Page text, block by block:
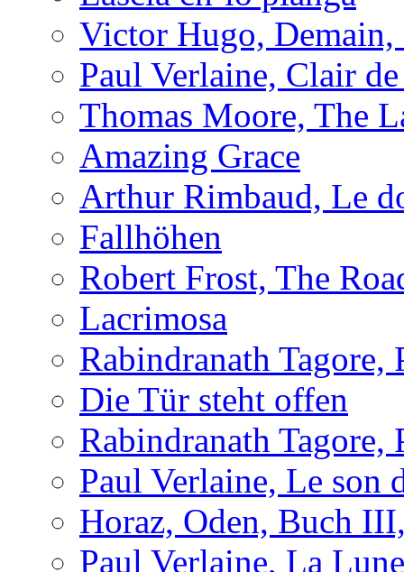
Victor Hugo, Demain,
Paul Verlaine, Clair
Thomas Moore, The
Amazing Grace
Arthur Rimbaud, Le
Fallhöhen
Robert Frost, The
Lacrimosa
Rabindranath Tagore,
Die Tür steht offen
Rabindranath Tagore,
Paul Verlaine, Le son
Horaz, Oden, Buch
Paul Verlaine, La